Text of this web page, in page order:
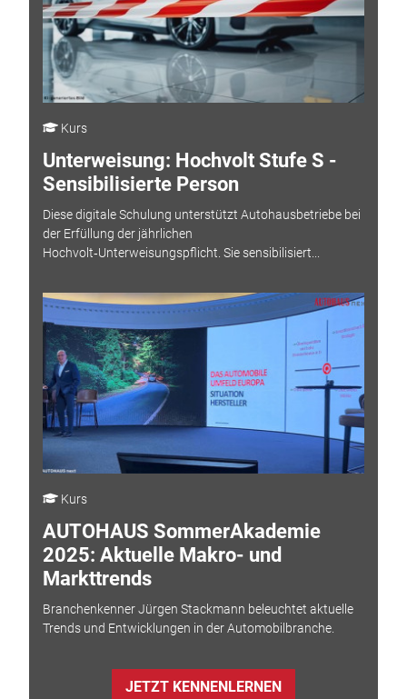
Kurs
Unterweisung: Hochvolt Stufe S -
Sensibilisierte Person
Diese digitale Schulung unterstützt Autohausbetriebe bei
der Erfüllung der jährlichen
Hochvolt‑Unterweisungspflicht. Sie sensibilisiert...
Kurs
AUTOHAUS SommerAkademie
2025: Aktuelle Makro- und
Markttrends
Branchenkenner Jürgen Stackmann beleuchtet aktuelle
Trends und Entwicklungen in der Automobilbranche.
JETZT KENNENLERNEN